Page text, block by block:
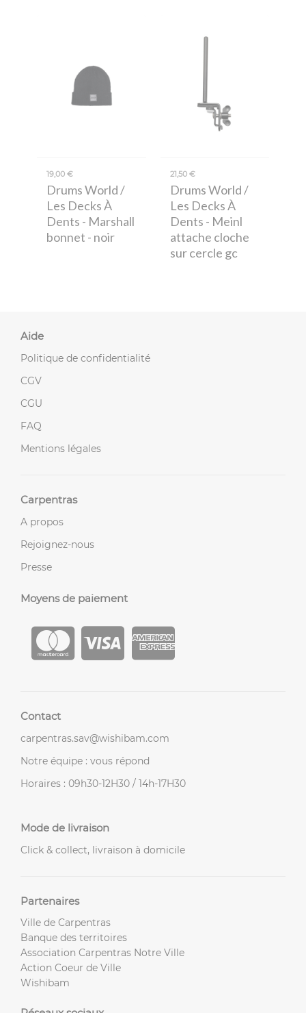
19,00 €
Drums World /
Les Decks À
Dents - Marshall
bonnet - noir
21,50 €
Drums World /
Les Decks À
Dents - Meinl
attache cloche
sur cercle gc
Aide
Politique de confidentialité
CGV
CGU
FAQ
Mentions légales
Carpentras
A propos
Rejoignez-nous
Presse
Moyens de paiement
Contact
carpentras.sav@wishibam.com
Notre équipe : vous répond
Horaires : 09h30-12H30 / 14h-17H30
Mode de livraison
Click & collect, livraison à domicile
Partenaires
Ville de Carpentras
Banque des territoires
Association Carpentras Notre Ville
Action Coeur de Ville
Wishibam